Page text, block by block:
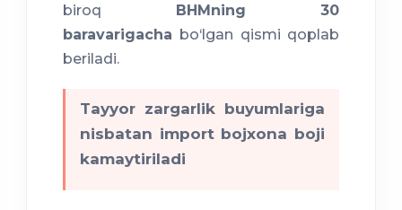
biroq BHMning 30
baravarigacha bo‘lgan qismi qoplab
beriladi.
Tayyor zargarlik buyumlariga
nisbatan import bojxona boji
kamaytiriladi